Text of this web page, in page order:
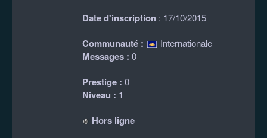
Date d'inscription : 17/10/2015
Communauté : Internationale
Messages : 0
Prestige : 0
Niveau : 1
Hors ligne